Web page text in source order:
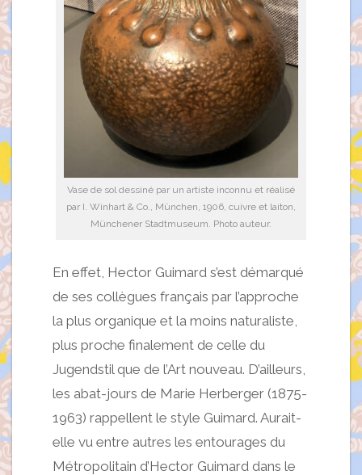
Vase de sol dessiné par un artiste inconnu et réalisé
par I. Winhart & Co., München, 1906, cuivre et laiton,
Münchener Stadtmuseum. Photo auteur.
En effet, Hector Guimard s’est démarqué
de ses collègues français par l’approche
la plus organique et la moins naturaliste,
plus proche finalement de celle du
Jugendstil que de l’Art nouveau. D’ailleurs,
les abat-jours de Marie Herberger (1875-
1963) rappellent le style Guimard. Aurait-
elle vu entre autres les entourages du
Métropolitain d’Hector Guimard dans le